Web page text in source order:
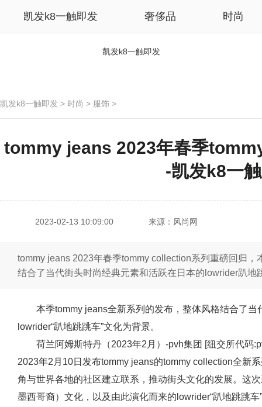
凯发k8一触即发 奢侈品 时尚
凯发k8一触即发
凯发k8一触即发 > 时尚 > 服饰 >
tommy jeans 2023年春季
-凯发k8一
2023-02-13 10:09:00 来源：风尚网
tommy jeans 2023年春季tommy collection系列重磅回归
结合了当代街头时尚经典元素和活跃在日本的lowrider趴地
本季tommy jeans全新系列的发布，整体风格结合了
lowrider“趴地跳跳车”文化为背景。
荷兰阿姆斯特丹（2023年2月）-pvh集团 [纽交所代码
2023年2月10日发布tommy jeans的tommy collection全新
角与世界各地的社区建立联系，推动街头文化的发展。这
墨西哥裔）文化，以及由此演化而来的lowrider“趴地跳跳